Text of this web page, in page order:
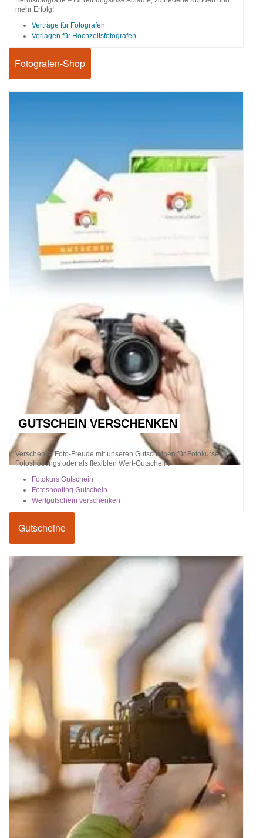
mehr Erfolg!
Verträge für Fotografen
Vorlagen für Hochzeitsfotografen
Fotografen-Shop
GUTSCHEIN VERSCHENKEN
Verschenke Foto-Freude mit unseren Gutscheinen für Fotokurse,
Fotoshootings oder als flexiblen Wert-Gutschein!
Fotokurs Gutschein
Fotoshooting Gutschein
Wertgutschein verschenken
Gutscheine